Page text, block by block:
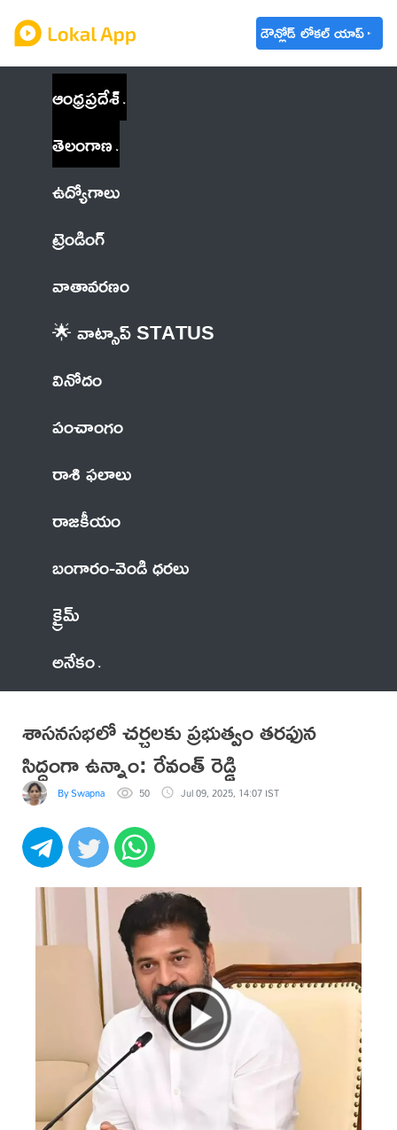
డౌన్లోడ్ లోకల్ యాప్
ఆంధ్రప్రదేశ్
తెలంగాణ
ఉద్యోగాలు
ట్రెండింగ్
వాతావరణం
🌟 వాట్సాప్ STATUS
వినోదం
పంచాంగం
రాశి ఫలాలు
రాజకీయం
బంగారం-వెండి ధరలు
క్రైమ్
అనేకం
శాసనసభలో చర్చలకు ప్రభుత్వం తరఫున
సిద్ధంగా ఉన్నాం: రేవంత్ రెడ్డి
By Swapna 50 Jul 09, 2025, 14:07 IST